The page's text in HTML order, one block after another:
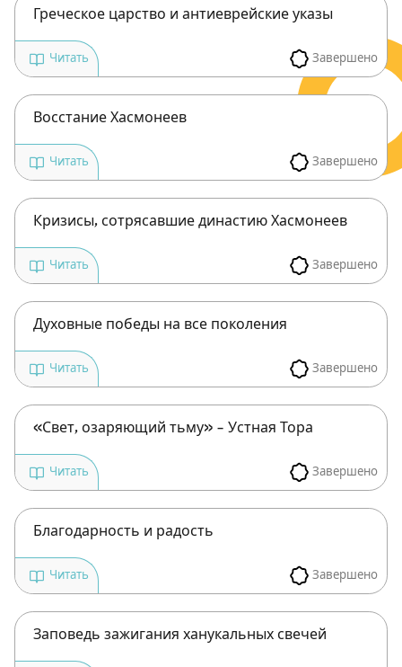
Греческое царство и антиеврейские указы
Завершено
Читать
Восстание Хасмонеев
Завершено
Читать
Кризисы, сотрясавшие династию Хасмонеев
Завершено
Читать
Духовные победы на все поколения
Завершено
Читать
«Свет, озаряющий тьму» – Устная Тора
Завершено
Читать
Благодарность и радость
Завершено
Читать
Заповедь зажигания ханукальных свечей
Зарегистрироваться
на сайте
Чтобы делать пометки на сайте,
необходимо зарегистрироваться.
Подписаться Войти